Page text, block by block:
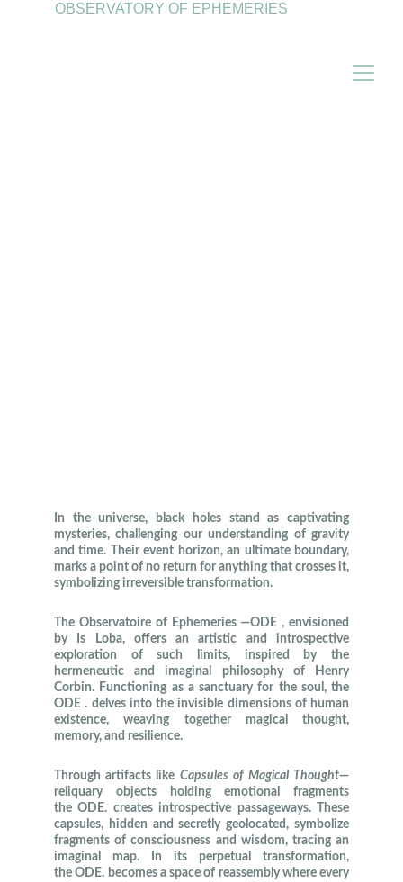
OBSERVATORY OF EPHEMERIES
In the universe, black holes stand as captivating
mysteries, challenging our understanding of gravity
and time. Their event horizon, an ultimate boundary,
marks a point of no return for anything that crosses it,
symbolizing irreversible transformation.
The Observatoire of Ephemeries —ODE , envisioned
by Is Loba, offers an artistic and introspective
exploration of such limits, inspired by the
hermeneutic and imaginal philosophy of Henry
Corbin. Functioning as a sanctuary for the soul, the
ODE . delves into the invisible dimensions of human
existence, weaving together magical thought,
memory, and resilience.
Through artifacts like Capsules of Magical Thought—
reliquary objects holding emotional fragments
the ODE. creates introspective passageways. These
capsules, hidden and secretly geolocated, symbolize
fragments of consciousness and wisdom, tracing an
imaginal map. In its perpetual transformation,
theODE. becomes a space of reassembly where every